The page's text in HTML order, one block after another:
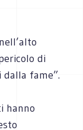
di
fame”.
hanno